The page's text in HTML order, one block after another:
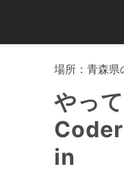
場所： 青森県
やっ
in